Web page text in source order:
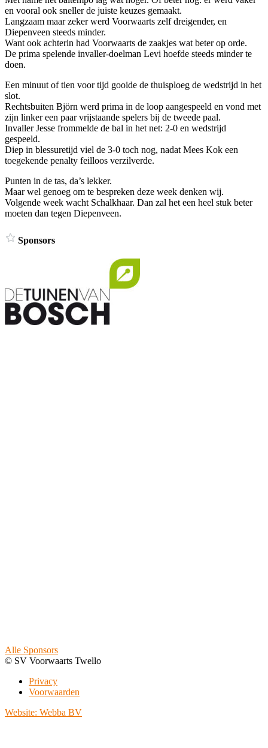
en vooral ook sneller de juiste keuzes gemaakt.
Langzaam maar zeker werd Voorwaarts zelf dreigender, en
Diepenveen steeds minder.
Want ook achterin had Voorwaarts de zaakjes wat beter op orde.
De prima spelende invaller-doelman Levi hoefde steeds minder te
doen.
Een minuut of tien voor tijd gooide de thuisploeg de wedstrijd in het
slot.
Rechtsbuiten Björn werd prima in de loop aangespeeld en vond met
zijn linker een paar vrijstaande spelers bij de tweede paal.
Invaller Jesse frommelde de bal in het net: 2-0 en wedstrijd
gespeeld.
Diep in blessuretijd viel de 3-0 toch nog, nadat Mees Kok een
toegekende penalty feilloos verzilverde.
Punten in de tas, da’s lekker.
Maar wel genoeg om te bespreken deze week denken wij.
Volgende week wacht Schalkhaar. Dan zal het een heel stuk beter
moeten dan tegen Diepenveen.
Sponsors
Alle Sponsors
© SV Voorwaarts Twello
Privacy
Voorwaarden
Website: Webba BV